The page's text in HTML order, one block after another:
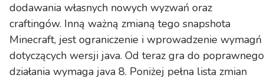
dodawania własnych nowych wyzwań oraz
craftingów. Inną ważną zmianą tego snapshota
Minecraft, jest ograniczenie i wprowadzenie wymagń
dotyczących wersji java. Od teraz gra do poprawnego
działania wymaga java 8. Poniżej pełna lista zmian